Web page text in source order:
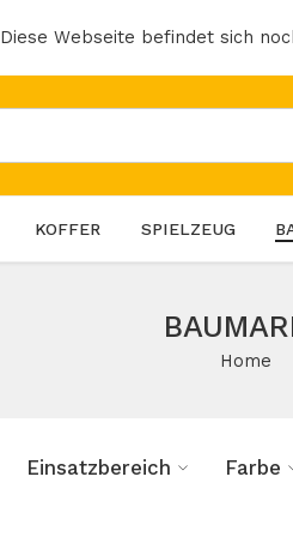
Diese Webseite befindet sich
KOFFER SPIELZEUG
Home
Einsatzbereich Farbe